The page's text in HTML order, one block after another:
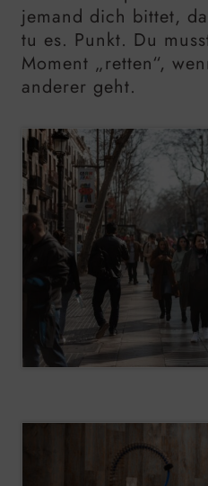
jemand dich bittet,
tu es. Punkt. Du
Moment „retten“,
anderer geht.